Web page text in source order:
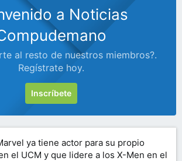
a Noticias
al resto de nuestros miembros?.
Regístrate hoy.
Inscríbete
ya tiene actor para su propio
el UCM y que lidere a los X-Men en el